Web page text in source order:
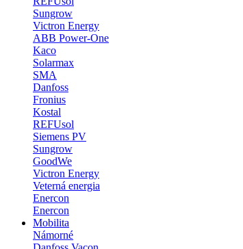
Sungrow
Victron Energy
ABB Power-One
Kaco
Solarmax
SMA
Danfoss
Fronius
Kostal
REFUsol
Siemens PV
Sungrow
GoodWe
Victron Energy
Veterná energia
Enercon
Enercon
Mobilita
Námorné